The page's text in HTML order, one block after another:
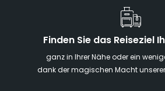
Finden Sie das Reiseziel
ganz in Ihrer Nähe oder ein
dank der magischen Macht